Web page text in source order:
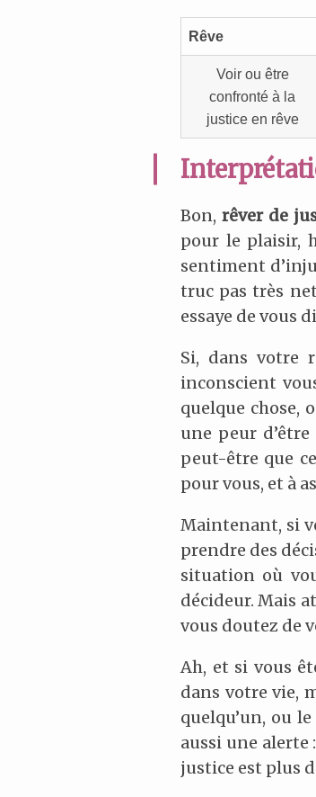
Rêve
Voir ou être
confronté à la
justice en rêve
Bon, rêver de
pour le plaisir,
sentiment
truc pas très
essaye de vous
Si, dans votre
inconscient
quelque chose,
une peur
peut-être que
pour vous, et à
Maintenant, si
prendre des
situation où
décideur. Mais
vous doutez de
Ah, et si vous
dans votre vie,
quelqu’un, ou
aussi une alerte
justice est plus